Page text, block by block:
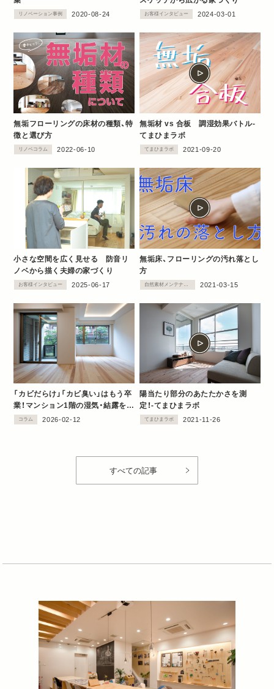
リノベーション事例 2020-08-24 お客様インタビュー 2024-03-01
無垢フローリングの床材の種類、特
徴と選び方
リノベコラム 2022-06-10
無垢材 vs 合板 調湿効果バトル‐
てまひまラボ
てまひまラボ 2021-09-20
小さな空間を広く見せる 防音リ
ノベから描く夫婦の家づくり
お客様インタビュー 2025-06-17
無垢床、フローリングの汚れ落とし
方
2021-03-15
「カビだらけ」「カビ臭い」はもう卒
業！マンション1階の湿気・結露を解
決するリノベとは？
コラム 2026-02-12
陽当たり部分のあたたかさを測
定！‐てまひまラボ
てまひまラボ 2021-11-26
すべての記事